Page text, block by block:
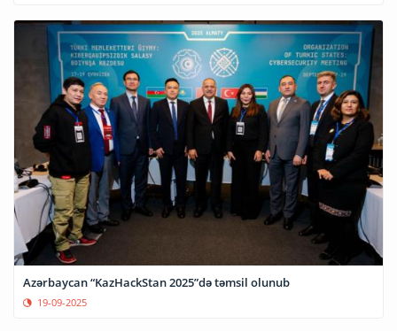
Azərbaycan “KazHackStan 2025”də təmsil olunub
19-09-2025